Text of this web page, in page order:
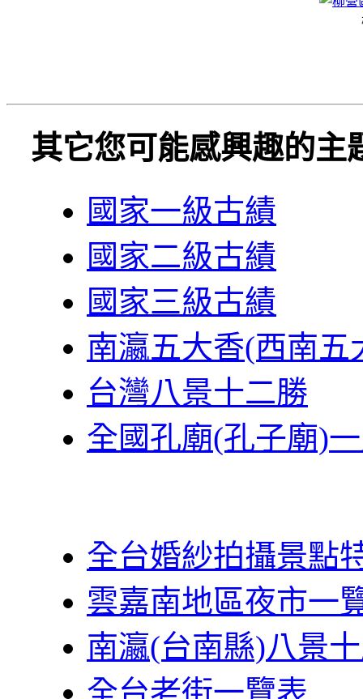
其它您可能感興趣的主
國家一級古績
國家二級古績
國家三級古績
南瀛五大香(西南五
台灣八景十二勝
全國孔廟(孔子廟)
全台婚紗拍攝景點
雲嘉南地區夜市一
南瀛(台南縣)八景
全台老街一覽表